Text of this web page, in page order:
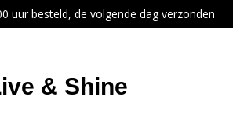
uur besteld, de volgende dag verzonden
& Shine